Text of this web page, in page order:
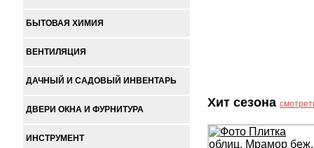
БЫТОВАЯ ХИМИЯ
ВЕНТИЛЯЦИЯ
ДАЧНЫЙ И САДОВЫЙ ИНВЕНТАРЬ
ДВЕРИ ОКНА И ФУРНИТУРА
ИНСТРУМЕНТ
Хит сезона